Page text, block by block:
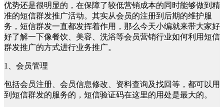
优势还是很明显的，在保障了较低营销成本的同时能够做到精
准的短信群发推广活动。其实从会员的注册到后期的维护服
务，短信群发一直都发挥着作用，那么今天小编就来带大家好
好了解一下像餐饮、美容、洗浴等会员营销行业如何利用短信
群发推广的方式进行业务推广。
1、会员管理
包括会员注册、会员信息修改、资料查询及找回等，都可以用
到短信群发的服务的，短信验证码在这里的用处是最大的。